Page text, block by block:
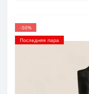
-50%
Последняя пара